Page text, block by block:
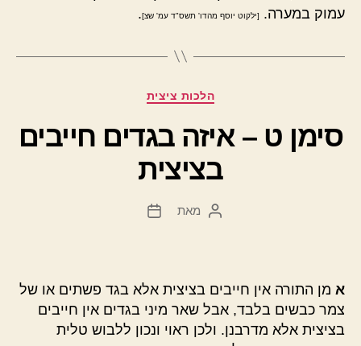
עמוק במערה.
[ילקוט יוסף מהדו' תשס"ד עמ' שצ].
קטגוריות
הלכות ציצית
סימן ט – איזה בגדים חייבים
בציצית
המחבר
מאת
תאריך
א מן התורה אין חייבים בציצית אלא בגד פשתים או של
צמר כבשים בלבד, אבל שאר מיני בגדים אין חייבים
בציצית אלא מדרבנן. ולכן ראוי ונכון ללבוש טלית